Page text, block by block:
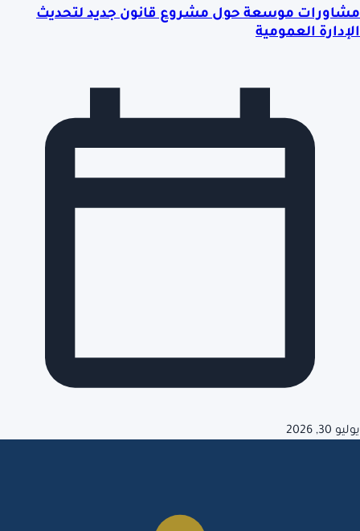
مشاورات موسعة حول مشروع قانون جديد لتحديث
الإدارة العمومية
يوليو 30, 2026